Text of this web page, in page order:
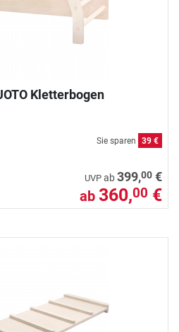
Kletterbogen
Sie sparen 39 €
UVP ab399,00 €
ab 360,00 €